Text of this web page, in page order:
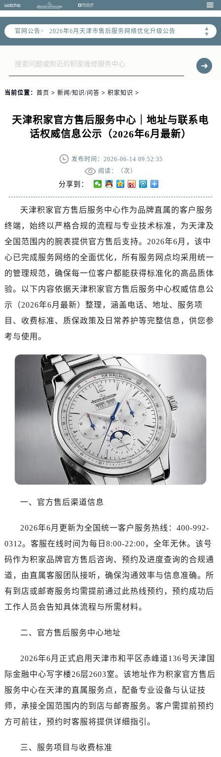

官网公告>
▲
▼
2026年6月天津市售后服务网络优化升级公告
2026年6月天津市官方售后客户服务热线：
天津市和平区赤峰道136号天津国际金融中心写字楼26层2603室（需提前预约）
节假日正常营业！
当前位置： 首页 > 新闻/知识/问答 > 积家知识 >
天津积家官方售后服务中心｜地址与联系电
话权威信息公示（2026年6月最新）
发布时间：2026-06-14 09:52:35
阅读：（次）
分享到：
天津积家官方售后服务中心作为品牌直属的客户服务
终端，始终以严格合规的流程与专业技术标准，为天津及
全国范围内的腕表提供官方售后支持。2026年6月，该中
心已完成服务网络的全面优化，所有服务网点均采用统一
的管理规范，确保每一位客户都能获得标准化的高品质体
验。以下内容依据天津积家官方售后服务中心权威信息公
示（2026年6月最新）整理，涵盖电话、地址、服务项
目、收费标准、质保政策及日常养护等完整信息，供您参
考与使用。
一、官方售后渠道信息
2026年6月更新为全国统一客户服务热线：400-992-
0312。客服在线时间为每日8:00-22:00，全年无休。该号
码作为积家品牌官方售后咨询、预约及进度查询的合规通
道，由直属客服团队接听，确保沟通效率与信息准确。所
有到店或邮寄服务均需提前通过此热线预约，预约成功后
工作人员会告知具体流程与所需材料。
二、官方售后服务中心地址
2026年6月正式启用天津市和平区赤峰道136号天津国
际金融中心写字楼26层2603室。该地址作为积家官方售后
服务中心在天津的直属服务点，配备专业设备与认证技
师，承接全国范围内的到店与邮寄服务。客户需提前预约
方可前往，预约时客服将提供详细指引。
三、服务项目与收费标准